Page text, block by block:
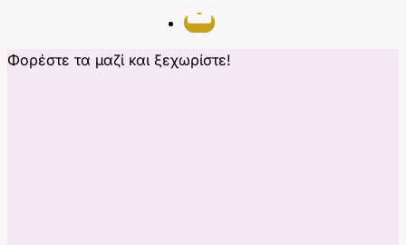
Φορέστε τα μαζί και ξεχωρίστε!